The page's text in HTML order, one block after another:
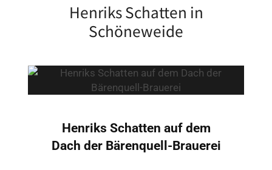
Henriks Schatten in
Schöneweide
Henriks Schatten auf dem
Dach der Bärenquell-Brauerei